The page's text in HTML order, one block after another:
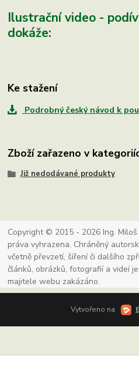
Ilustrační video -
dokáže:
Ke stažení
Podrobný český návod k
Zboží zařazeno v
Již nedodávané produkty
Copyright © 2015 - 2026 Ing.
práva vyhrazena. Chráněný
včetně převzetí, šíření či dalšího
článků, obrázků, fotografií a videí
majitele webu zakázáno.
Vytvořeno na